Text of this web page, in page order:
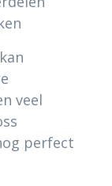
veel
perfect